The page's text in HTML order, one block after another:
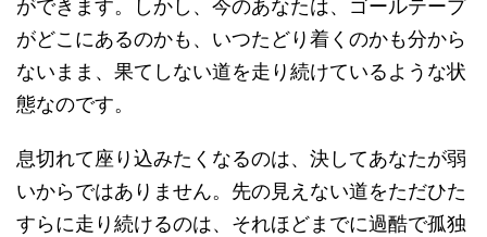
ができます。しかし、今のあなたは、ゴールテープ
がどこにあるのかも、いつたどり着くのかも分から
ないまま、果てしない道を走り続けているような状
態なのです。
息切れて座り込みたくなるのは、決してあなたが弱
いからではありません。先の見えない道をただひた
すらに走り続けるのは、それほどまでに過酷で孤独